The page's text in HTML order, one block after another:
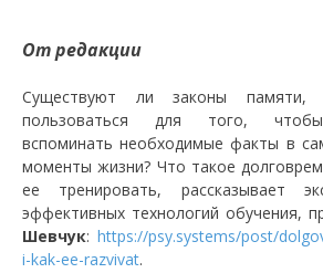
От редакции
Существуют ли законы памяти,
пользоваться для того, чтобы
вспоминать необходимые факты в
моменты жизни? Что такое
ее тренировать, рассказывает
эффективных технологий обучения,
Шевчук: https://psy.systems/post/
i-kak-ee-razvivat.